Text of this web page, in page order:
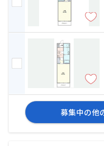
募集中の他